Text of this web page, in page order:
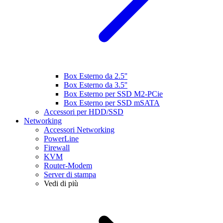
Box Esterno da 2.5''
Box Esterno da 3.5''
Box Esterno per SSD M2-PCie
Box Esterno per SSD mSATA
Accessori per HDD/SSD
Networking
Accessori Networking
PowerLine
Firewall
KVM
Router-Modem
Server di stampa
Vedi di più